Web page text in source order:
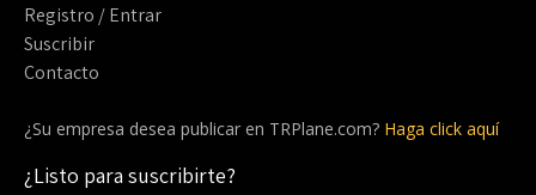
Registro / Entrar
Suscribir
Contacto
¿Su empresa desea publicar en TRPlane.com? Haga click aquí
¿Listo para suscribirte?